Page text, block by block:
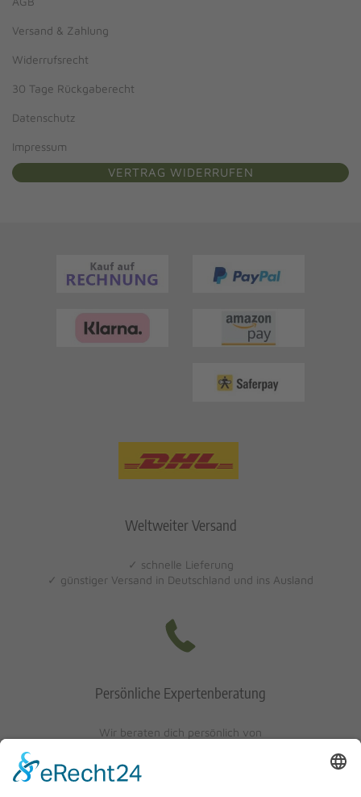
Versand & Zahlung
Widerrufsrecht
30 Tage Rückgaberecht
Datenschutz
Impressum
VERTRAG WIDERRUFEN
Weltweiter Versand
✓ schnelle Lieferung
✓ günstiger Versand in Deutschland und ins Ausland
Persönliche Expertenberatung
Wir beraten dich persönlich von
0621/405401-10